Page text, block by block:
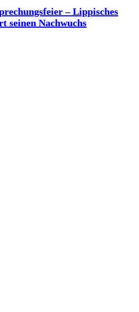
– Lippisches
seinen Nachwuchs